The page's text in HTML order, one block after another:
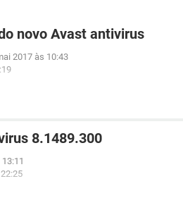
novo Avast antivirus
2017 às 10:43
8.1489.300